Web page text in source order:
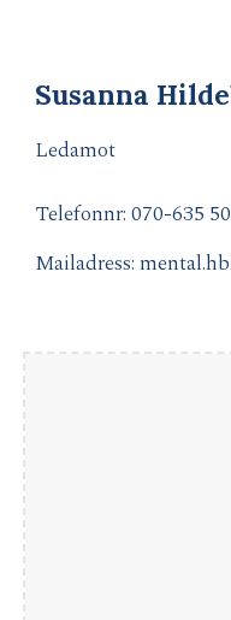
Susanna
Ledamot
Telefonnr: 070-635
Mailadress: